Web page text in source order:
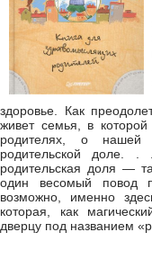
здоровье. Как
живет семья, в
родителях, о нашей
родительской доле.
родительская доля —
один весомый повод
возможно, именно
которая, как
дверцу под названием